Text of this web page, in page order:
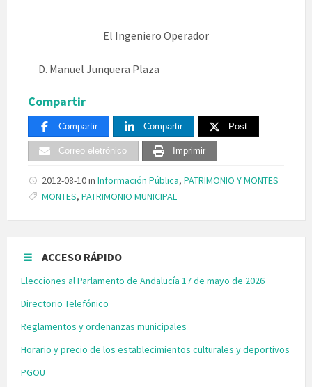
El Ingeniero Operador
D. Manuel Junquera Plaza
Compartir
Compartir Compartir Post
Correo eletrónico Imprimir
2012-08-10in Información Pública, PATRIMONIO Y MONTES
Tags:
MONTES, PATRIMONIO MUNICIPAL
ACCESO RÁPIDO
Elecciones al Parlamento de Andalucía 17 de mayo de 2026
Directorio Telefónico
Reglamentos y ordenanzas municipales
Horario y precio de los establecimientos culturales y deportivos
PGOU